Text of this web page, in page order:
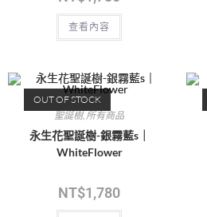
查看內容
OUT OF STOCK
聖誕樹,所有商品
永生花聖誕樹-銀霧藍s｜
WhiteFlower
NT$1,780